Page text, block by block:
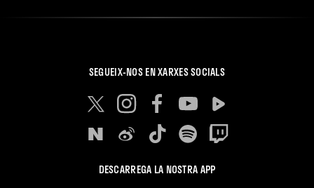
SEGUEIX-NOS EN XARXES SOCIALS
DESCARREGA LA NOSTRA APP